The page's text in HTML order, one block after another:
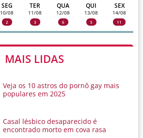
SEG
10/08
2
TER
11/08
3
QUA
12/08
6
QUI
13/08
5
SEX
14/08
11
MAIS LIDAS
Veja os 10 astros do pornô gay mais
populares em 2025
Casal lésbico desaparecido é
encontrado morto em cova rasa